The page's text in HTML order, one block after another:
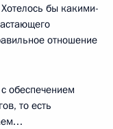
бы какими-
отношение
обеспечением
то есть